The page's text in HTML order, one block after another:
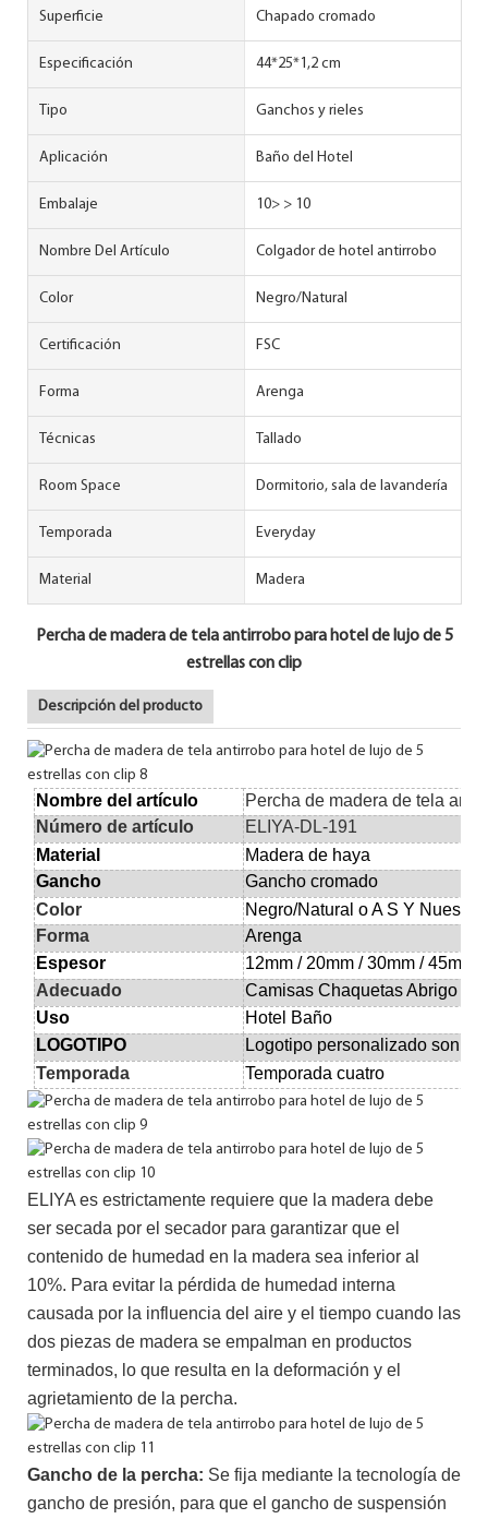
Superficie Chapado cromado
Especificación 44*25*1,2 cm
Tipo Ganchos y rieles
Aplicación Baño del Hotel
Embalaje 10> > 10
Nombre Del Artículo Colgador de hotel antirrobo
Color Negro/Natural
Certificación FSC
Forma Arenga
Técnicas Tallado
Room Space Dormitorio, sala de lavandería
Temporada Everyday
Material Madera
Percha de madera de tela antirrobo para hotel de lujo de 5
estrellas con clip
Descripción del producto
Nombre del artículo
Percha de madera de tela
Número de artículo
ELIYA-DL-191
Material
Madera de haya
Gancho
Gancho cromado
Color
Negro/Natural oASY Nuestro
Forma
Arenga
Espesor
12mm / 20mm / 30mm / 45mm
Adecuado
Camisas Chaquetas Abrigo
Uso
Hotel Baño
LOGOTIPO
Logotipo personalizado son
Temporada
Temporada cuatro
ELIYA es estrictamente requiere que la madera debe
ser secada por el secador para garantizar que el
contenido de humedad en la madera sea inferior al
10%. Para evitar la pérdida de humedad interna
causada por la influencia del aire y el tiempo cuando las
dos piezas de madera se empalman en productos
terminados, lo que resulta en la deformación y el
agrietamiento de la percha.
Gancho de la percha: Se fija mediante la tecnología de
gancho de presión, para que el gancho de suspensión